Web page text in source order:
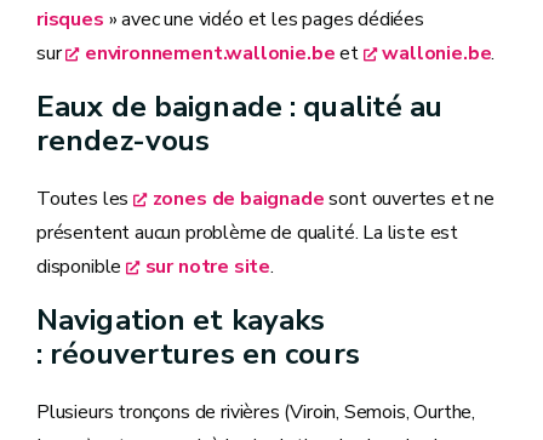
risques » avec une vidéo et les pages dédiées
sur
environnement.wallonie.beet wallonie.be.
Eaux de baignade : qualité au
rendez-vous
Toutes les zones de baignadesont ouvertes et ne
présentent aucun problème de qualité. La liste est
disponible
sur notre site.
Navigation et kayaks
: réouvertures en cours
Plusieurs tronçons de rivières (Viroin, Semois, Ourthe,